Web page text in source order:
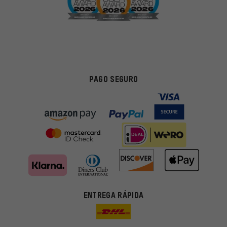
PAGO SEGURO
ENTREGA RÁPIDA